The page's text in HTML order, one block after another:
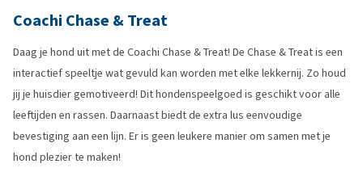
Coachi Chase & Treat
Daag je hond uit met de Coachi Chase & Treat! De Chase & Treat is een
interactief speeltje wat gevuld kan worden met elke lekkernij. Zo houd
jij je huisdier gemotiveerd! Dit hondenspeelgoed is geschikt voor alle
leeftijden en rassen. Daarnaast biedt de extra lus eenvoudige
bevestiging aan een lijn. Er is geen leukere manier om samen met je
hond plezier te maken!